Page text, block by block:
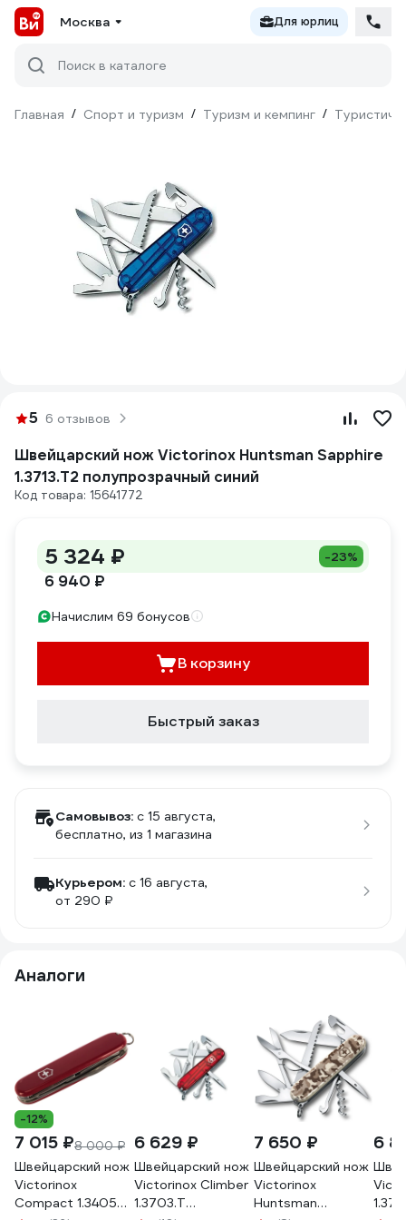
Москва Для юрлиц
Поиск в каталоге
Главная / Спорт и туризм / Туризм и кемпинг /
5 6 отзывов
Швейцарский нож Victorinox Huntsman Sapphire
1.3713.T2 полупрозрачный синий
Код товара: 15641772
5 324 ₽ -23%
6 940 ₽
Начислим 69 бонусов
В корзину
Быстрый заказ
Самовывоз: c 15 августа,
бесплатно, из 1 магазина
Курьером: c 16 августа,
от 290 ₽
Аналоги
-12%
7 015 ₽8 000 ₽
Швейцарский нож
Victorinox
Compact 1.3405
6 629 ₽
Швейцарский нож
Victorinox Climber
1.3703.T
7 650 ₽
Швейцарский нож
Victorinox
Huntsman
6